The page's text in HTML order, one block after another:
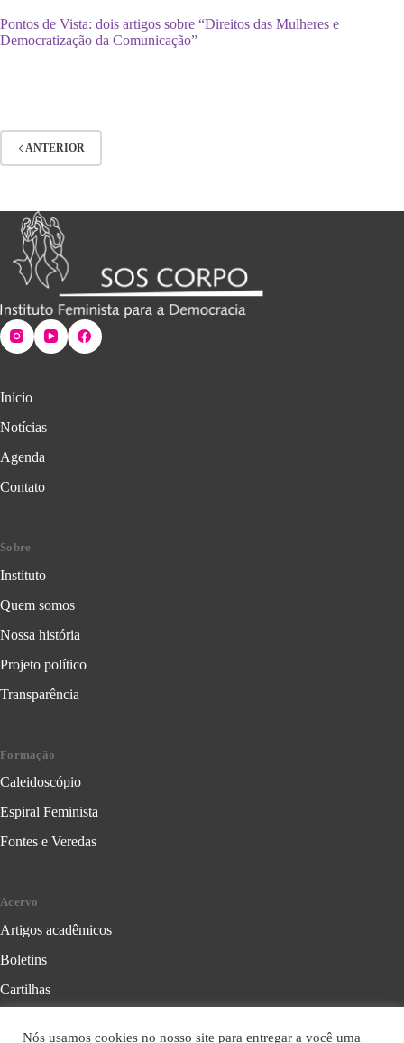
Pontos de Vista: dois artigos sobre “Direitos das Mulheres e
Democratização da Comunicação”
ANTERIOR
Início
Notícias
Agenda
Contato
Sobre
Instituto
Quem somos
Nossa história
Projeto político
Transparência
Formação
Caleidoscópio
Espiral Feminista
Fontes e Veredas
Acervo
Artigos acadêmicos
Boletins
Cartilhas
Nós usamos cookies no nosso site para entregar a você uma